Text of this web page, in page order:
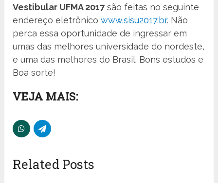
Vestibular UFMA 2017são feitas no seguinte
endereço eletrônicowww.sisu2017.br. Não
perca essa oportunidade de ingressar em
umas das melhores universidade do nordeste,
e uma das melhores do Brasil. Bons estudos e
Boa sorte!
VEJA MAIS:
Related Posts